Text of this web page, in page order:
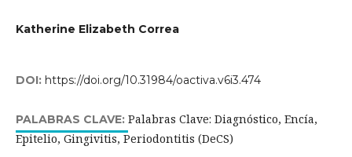
Katherine Elizabeth Correa
DOI: https://doi.org/10.31984/oactiva.v6i3.474
PALABRAS CLAVE: Palabras Clave: Diagnóstico, Encía,
Epitelio, Gingivitis, Periodontitis (DeCS)